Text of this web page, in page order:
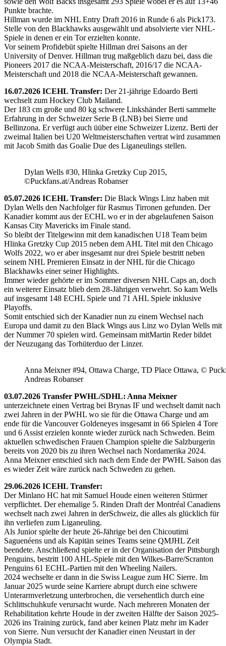
Punkte brachte.
Hillman wurde im NHL Entry Draft 2016 in Runde 6 als Pick173.
Stelle von den Blackhawks ausgewählt und absolvierte vier NHL-
Spiele in denen er ein Tor erzielten konnte.
Vor seinem Profidebüt spielte Hillman drei Saisons an der
University of Denver. Hillman trug maßgeblich dazu bei, dass die
Pioneers 2017 die NCAA-Meisterschaft, 2016/17 die NCAA-
Meisterschaft und 2018 die NCAA-Meisterschaft gewannen.
16.07.2026 ICEHL Transfer: Der 21-jährige Edoardo Berti
wechselt zum Hockey Club Mailand.
Der 183 cm große und 80 kg schwere Linkshänder Berti sammelte
Erfahrung in der Schweizer Serie B (LNB) bei Sierre und
Bellinzona. Er verfügt auch üüber eine Schweizer Lizenz. Berti der
zweimal Italien bei U20 Weltmeisterschaften vertrat wird zusammen
mit Jacob Smith das Goalie Due des Liganeulings stellen.
Dylan Wells #30, Hlinka Gretzky Cup 2015,
©Puckfans.at/Andreas Robanser
05.07.2026 ICEHL Transfer: Die Black Wings Linz haben mit
Dylan Wells den Nachfolger für Rasmus Tirronen gefunden. Der
Kanadier kommt aus der ECHL wo er in der abgelaufenen Saison
Kansas City Mavericks im Finale stand.
So bleibt der Titelgewinn mit dem kanadischen U18 Team beim
Hlinka Gretzky Cup 2015 neben dem AHL Titel mit den Chicago
Wolfs 2022, wo er aber insgesamt nur drei Spiele bestritt neben
seinem NHL Premieren Einsatz in der NHL für die Chicago
Blackhawks einer seiner Highlights.
Immer wieder gehörte er im Sommer diversen NHL Caps an, doch
ein weiterer Einsatz blieb dem 28-Jährigen verwehrt. So kam Wells
auf insgesamt 148 ECHL Spiele und 71 AHL Spiele inklusive
Playoffs.
Somit entschied sich der Kanadier nun zu einem Wechsel nach
Europa und damit zu den Black Wings aus Linz wo Dylan Wells mit
der Nummer 70 spielen wird. Gemeinsam mitMartin Reder bildet
der Neuzugang das Torhüterduo der Linzer.
Anna Meixner #94, Ottawa Charge, TD Place Ottawa, ©
Andreas Robanser
03.07.2026 Transfer PWHL/SDHL: Anna Meixner
unterzeichnete einen Vertrag bei Brynas IF und wechselt damit nach
zwei Jahren in der PWHL wo sie für die Ottawa Charge und am
ende für die Vancouver Goldeneyes insgesamt in 66 Spielen 4 Tore
und 6 Assist erzielen konnte wieder zurück nach Schweden. Beim
aktuellen schwedischen Frauen Champion spielte die Salzburgerin
bereits von 2020 bis zu ihren Wechsel nach Nordamerika 2024.
Anna Meixner entschied sich nach dem Ende der PWHL Saison das
es wieder Zeit wäre zurück nach Schweden zu gehen.
29.06.2026 ICEHL Transfer:
Der Minlano HC hat mit Samuel Houde einen weiteren Stürmer
verpflichtet. Der ehemalige 5. Rinden Draft der Montréal Canadiens
wechselt nach zwei Jahren in derSchweiz, die alles als glücklich für
ihn verliefen zum Liganeuling.
Als Junior spielte der heute 26-Jährige bei den Chicoutimi
Saguenéens und als Kapitän seines Teams seine QMJHL Zeit
beendete. Anschließend spielte er in der Organisation der Pittsburgh
Penguins, bestritt 100 AHL-Spiele mit den Wilkes-Barre/Scranton
Penguins 61 ECHL-Partien mit den Wheeling Nailers.
2024 wechselte er dann in die Swiss League zum HC Sierre. Im
Januar 2025 wurde seine Karriere abrupt durch eine schwere
Unterarmverletzung unterbrochen, die versehentlich durch eine
Schlittschuhkufe verursacht wurde. Nach mehreren Monaten der
Rehabilitation kehrte Houde in der zweiten Hälfte der Saison 2025-
2026 ins Training zurück, fand aber keinen Platz mehr im Kader
von Sierre. Nun versucht der Kanadier einen Neustart in der
Olympia Stadt.